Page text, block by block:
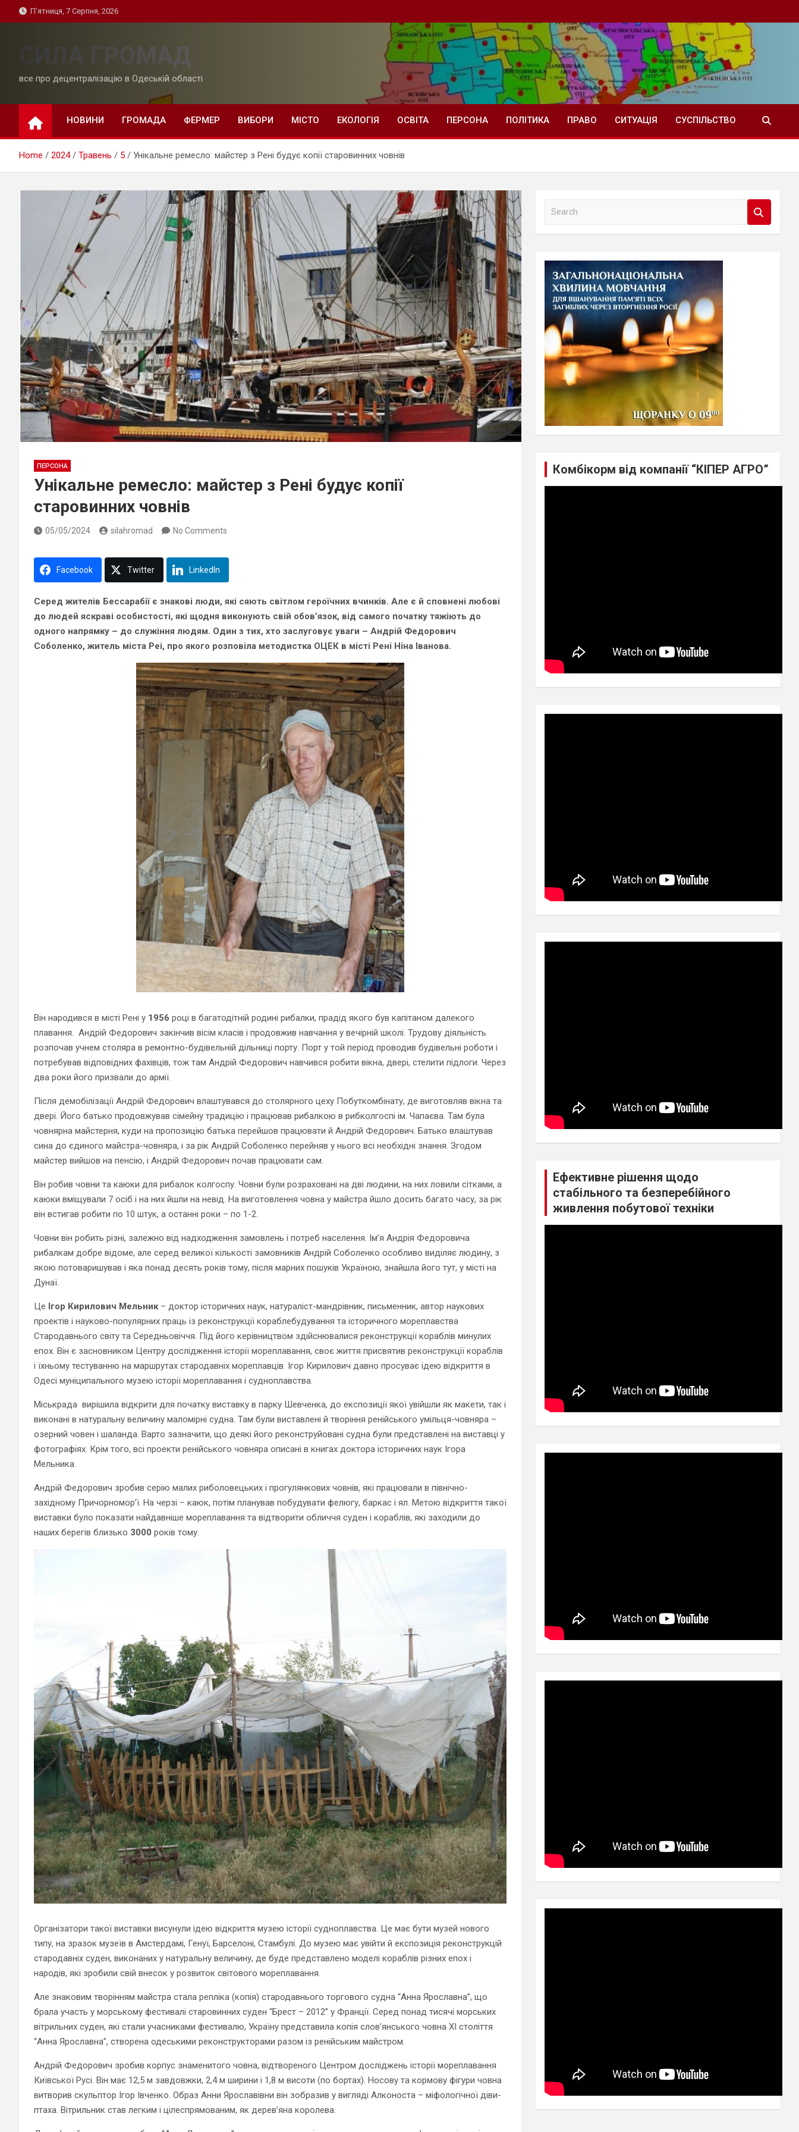
to
П’ятниця, 7 Серпня, 2026
СИЛА ГРОМАД
все про децентралізацію в Одеській області
НОВИНИ ГРОМАДА ФЕРМЕР ВИБОРИ МІСТО ЕКОЛОГІЯ ОСВІТА ПЕРСОНА ПОЛІТИКА ПРАВО СИТУАЦІЯ СУСПІЛЬСТВО
Home 2024 Травень 5 Унікальне ремесло: майстер з Рені будує копії старовинних човнів
ПЕРСОНА
Унікальне ремесло: майстер з Рені будує копії
старовинних човнів
05/05/2024 silahromad No Comments
Facebook Twitter LinkedIn
Серед жителів Бессарабії є знакові люди, які сяють світлом героїчних вчинків. Але є й сповнені любові
до людей яскраві особистості, які щодня виконують свій обов’язок, від самого початку тяжіють до
одного напрямку – до служіння людям. Один з тих, хто заслуговує уваги – Андрій Федорович
Соболенко, житель міста Реі, про якого розповіла методистка ОЦЕК в місті Рені Ніна Іванова.
Він народився в місті Рені у 1956 році в багатодітній родині рибалки, прадід якого був капітаном далекого
плавання. Андрій Федорович закінчив вісім класів і продовжив навчання у вечірній школі. Трудову діяльність
розпочав учнем столяра в ремонтно-будівельній дільниці порту. Порт у той період проводив будівельні роботи і
потребував відповідних фахівців, тож там Андрій Федорович навчився робити вікна, двері, стелити підлоги. Через
два роки його призвали до армії.
Після демобілізації Андрій Федорович влаштувався до столярного цеху Побуткомбінату, де виготовляв вікна та
двері. Його батько продовжував сімейну традицію і працював рибалкою в рибколгоспі ім. Чапаєва. Там була
човнярна майстерня, куди на пропозицію батька перейшов працювати й Андрій Федорович. Батько влаштував
сина до єдиного майстра-човняра, і за рік Андрій Соболенко перейняв у нього всі необхідні знання. Згодом
майстер вийшов на пенсію, і Андрій Федорович почав працювати сам.
Він робив човни та каюки для рибалок колгоспу. Човни були розраховані на дві людини, на них ловили сітками, а
каюки вміщували 7 осіб і на них йшли на невід. На виготовлення човна у майстра йшло досить багато часу, за рік
він встигав робити по 10 штук, а останні роки – по 1-2.
Човни він робить різні, залежно від надходження замовлень і потреб населення. Ім’я Андрія Федоровича
рибалкам добре відоме, але серед великої кількості замовників Андрій Соболенко особливо виділяє людину, з
якою потоваришував і яка понад десять років тому, після марних пошуків Україною, знайшла його тут, у місті на
Дунаї.
Це Ігор Кирилович Мельник– доктор історичних наук, натураліст-мандрівник, письменник, автор наукових
проектів і науково-популярних праць із реконструкції кораблебудування та історичного мореплавства
Стародавнього світу та Середньовіччя. Під його керівництвом здійснювалися реконструкції кораблів минулих
епох. Він є засновником Центру дослідження історії мореплавання, своє життя присвятив реконструкції кораблів
і їхньому тестуванню на маршрутах стародавніх мореплавців. Ігор Кирилович давно просуває ідею відкриття в
Одесі муніципального музею історії мореплавання і судноплавства.
Міськрада вирішила відкрити для початку виставку в парку Шевченка, до експозиції якої увійшли як макети, так і
виконані в натуральну величину маломірні судна. Там були виставлені й творіння ренійського умільця-човняра –
озерний човен і шаланда. Варто зазначити, що деякі його реконструйовані судна були представлені на виставці у
фотографіях. Крім того, всі проекти ренійського човняра описані в книгах доктора історичних наук Ігора
Мельника.
Андрій Федорович зробив серію малих риболовецьких і прогулянкових човнів, які працювали в північно-
західному Причорномор’ї. На черзі – каюк, потім планував побудувати фелюгу, баркас і ял. Метою відкриття такої
виставки було показати найдавніше мореплавання та відтворити обличчя суден і кораблів, які заходили до
наших берегів близько 3000 років тому.
Організатори такої виставки висунули ідею відкриття музею історії судноплавства. Це має бути музей нового
типу, на зразок музеїв в Амстердамі, Генуї, Барселоні, Стамбулі. До музею має увійти й експозиція реконструкцій
стародавніх суден, виконаних у натуральну величину, де буде представлено моделі кораблів різних епох і
народів, які зробили свій внесок у розвиток світового мореплавання.
Але знаковим творінням майстра стала репліка (копія) стародавнього торгового судна “Анна Ярославна”, що
брала участь у морському фестивалі старовинних суден “Брест – 2012” у Франції. Серед понад тисячі морських
вітрильних суден, які стали учасниками фестивалю, Україну представила копія слов’янського човна XI століття
“Анна Ярославна”, створена одеськими реконструкторами разом із ренійським майстром.
Андрій Федорович зробив корпус знаменитого човна, відтвореного Центром досліджень історії мореплавання
Київської Русі. Він має 12,5 м завдовжки, 2,4 м ширини і 1,8 м висоти (по бортах). Носову та кормову фігури човна
витворив скульптор Ігор Івченко. Образ Анни Ярославівни він зобразив у вигляді Алконоста – міфологічної діви-
птаха. Вітрильник став легким і цілеспрямованим, як дерев’яна королева.
a
Комбікорм від компанії “КІПЕР АГРО”
Ефективне рішення щодо
стабільного та безперебійного
живлення побутової техніки